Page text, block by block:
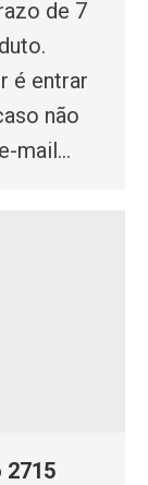
de 7
é entrar
não
mail…